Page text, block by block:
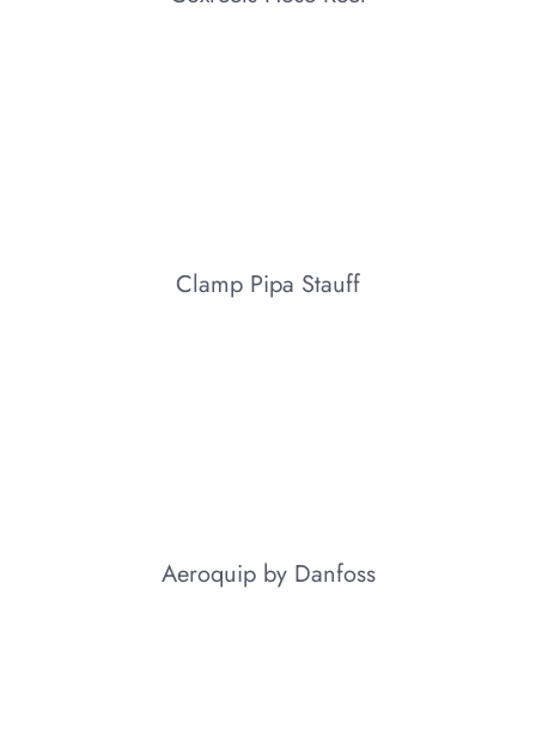
Clamp Pipa Stauff
Aeroquip by Danfoss